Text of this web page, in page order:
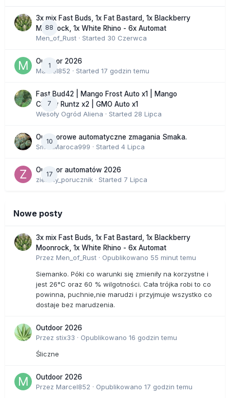
88
3x mix Fast Buds, 1x Fat Bastard, 1x Blackberry
Moonrock, 1x White Rhino - 6x Automat
Men_of_Rust · Started 30 Czerwca
1
Outdoor 2026
Marcel852 · Started 17 godzin temu
7
Fast Bud42 | Mango Frost Auto x1 | Mango
Cherry Runtz x2 | GMO Auto x1
Wesoły Ogród Aliena · Started 28 Lipca
10
Outdoorowe automatyczne zmagania Smaka.
SmakMaroca999 · Started 4 Lipca
17
Outdoor automatów 2026
zielony_porucznik · Started 7 Lipca
Nowe posty
3x mix Fast Buds, 1x Fat Bastard, 1x Blackberry
Moonrock, 1x White Rhino - 6x Automat
Przez Men_of_Rust · Opublikowano 55 minut temu
Siemanko. Póki co warunki się zmieniły na korzystne i
jest 26°C oraz 60 % wilgotności. Cała trójka robi to co
powinna, puchnie,nie marudzi i przyjmuje wszystko co
dostaje bez marudzenia.
Outdoor 2026
Przez stix33 · Opublikowano 16 godzin temu
Śliczne
Outdoor 2026
Przez Marcel852 · Opublikowano 17 godzin temu